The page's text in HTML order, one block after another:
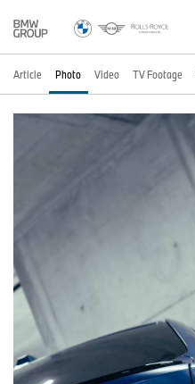
Article Photo Video TV Footage